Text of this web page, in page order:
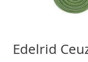
Edelrid